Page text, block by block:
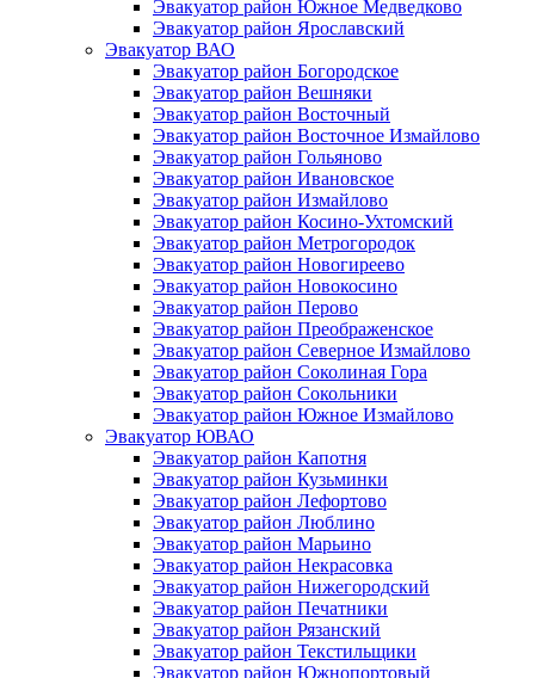
Эвакуатор район Южное Медведково
Эвакуатор район Ярославский
Эвакуатор ВАО
Эвакуатор район Богородское
Эвакуатор район Вешняки
Эвакуатор район Восточный
Эвакуатор район Восточное Измайлово
Эвакуатор район Гольяново
Эвакуатор район Ивановское
Эвакуатор район Измайлово
Эвакуатор район Косино-Ухтомский
Эвакуатор район Метрогородок
Эвакуатор район Новогиреево
Эвакуатор район Новокосино
Эвакуатор район Перово
Эвакуатор район Преображенское
Эвакуатор район Северное Измайлово
Эвакуатор район Соколиная Гора
Эвакуатор район Сокольники
Эвакуатор район Южное Измайлово
Эвакуатор ЮВАО
Эвакуатор район Капотня
Эвакуатор район Кузьминки
Эвакуатор район Лефортово
Эвакуатор район Люблино
Эвакуатор район Марьино
Эвакуатор район Некрасовка
Эвакуатор район Нижегородский
Эвакуатор район Печатники
Эвакуатор район Рязанский
Эвакуатор район Текстильщики
Эвакуатор район Южнопортовый